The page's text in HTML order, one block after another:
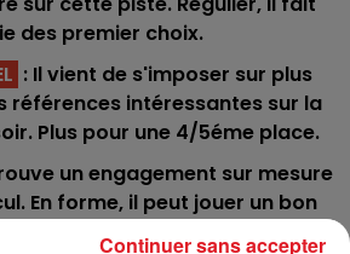
des premier choix.
: Il vient de s'imposer sur plus
références intéressantes sur la
Plus pour une 4/5éme place.
un engagement sur mesure
En forme, il peut jouer un bon
Continuer sans accepter